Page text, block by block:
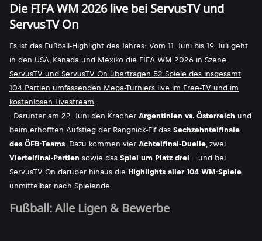
Die FIFA WM 2026 live bei ServusTV und
ServusTV On
Es ist das Fußball-Highlight des Jahres: Vom 11. Juni bis 19. Juli geht
in den USA, Kanada und Mexiko die FIFA WM 2026 in Szene.
ServusTV und ServusTV On übertragen 52 Spiele des insgesamt
104 Partien umfassenden Mega-Turniers live im Free-TV und im
kostenlosen Livestream
. Darunter am 22. Juni den Kracher Argentinien vs. Österreich und
beim erhofften Aufstieg der Rangnick-Elf das Sechzehntelfinale
des ÖFB-Teams. Dazu kommen vier Achtelfinal-Duelle, zwei
Viertelfinal-Partien sowie das Spiel um Platz drei - und bei
ServusTV On darüber hinaus die Highlights aller 104 WM-Spiele
unmittelbar nach Spielende.
Fußball: Alle Ligen & Bewerbe